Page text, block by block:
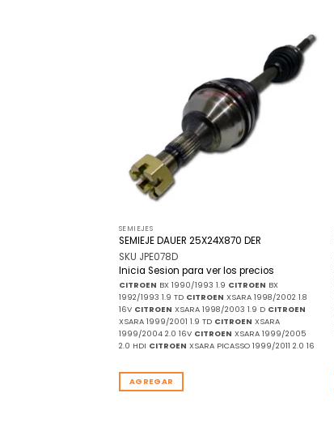
Añadir
a la
lista
de
SEMIEJES
SEMIEJE DAUER 25X24X870 DER
SKU JPE078D
Inicia Sesion para ver los precios
CITROEN BX 1990/1993 1.9 CITROEN BX
1992/1993 1.9 TD CITROEN XSARA 1998/2002 1.8
16V CITROEN XSARA 1998/2003 1.9 D CITROEN
XSARA 1999/2001 1.9 TD CITROEN XSARA
1999/2004 2.0 16V CITROEN XSARA 1999/2005
2.0 HDI CITROEN XSARA PICASSO 1999/2011 2.0 16
AGREGAR